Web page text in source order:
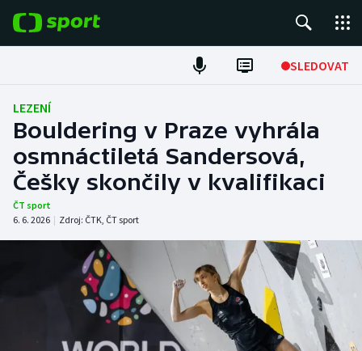
SLEDOVAT
Fotbal
Hokej
Tenis
Atletika
Cyklistika
DALŠÍ SPORTY
LEZENÍ
Bouldering v Praze vyhrála
osmnáctiletá Sandersová,
Češky skončily v kvalifikaci
ČT sport
6. 6. 2026 | Zdroj: ČTK, ČT sport